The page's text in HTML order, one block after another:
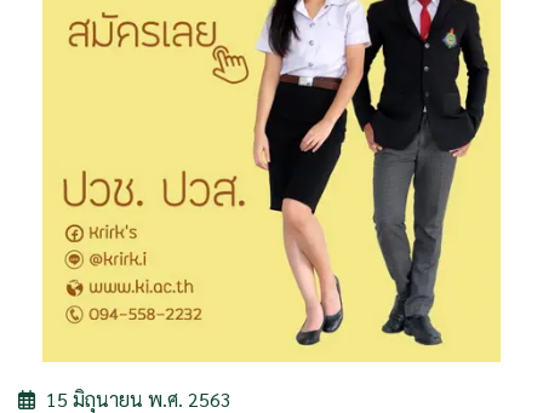
15 มิถุนายน พ.ศ. 2563